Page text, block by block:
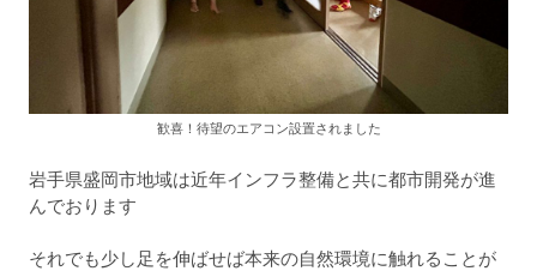
歓喜！待望のエアコン設置されました
岩手県盛岡市地域は近年インフラ整備と共に都市開発が進
んでおります
それでも少し足を伸ばせば本来の自然環境に触れることが